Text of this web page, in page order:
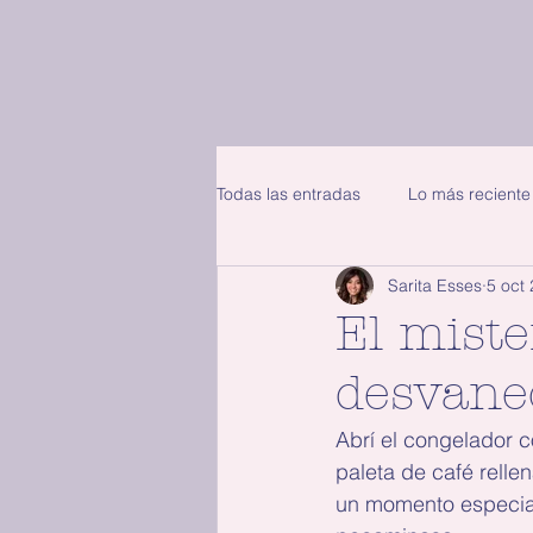
Todas las entradas Lo más reciente
El
Sarita Esses 5 oct
Abrí el congelador
paleta de café
un momento